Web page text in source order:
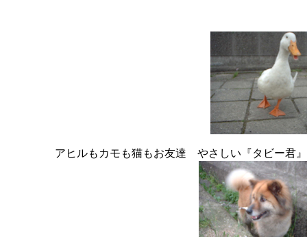
アヒルもカモも猫もお友達 やさしい『タビー君』